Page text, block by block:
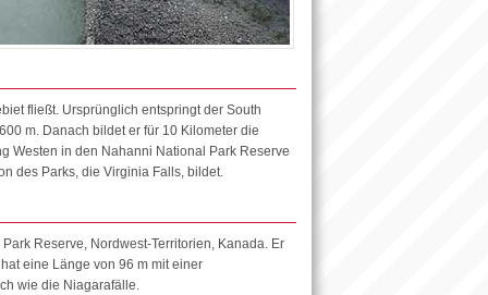
fließt. Ursprünglich entspringt der South
m. Danach bildet er für 10 Kilometer die
Westen in den Nahanni National Park Reserve
des Parks, die Virginia Falls, bildet.
Reserve, Nordwest-Territorien, Kanada. Er
eine Länge von 96 m mit einer
wie die Niagarafälle.